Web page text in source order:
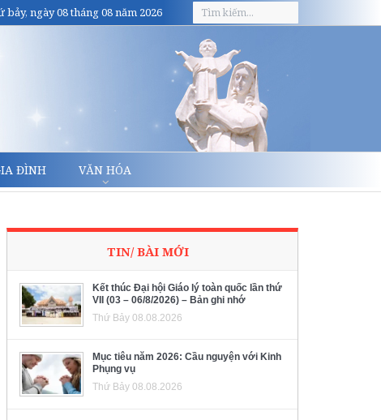
bảy, ngày 08 tháng 08 năm 2026
ĐÌNH VĂN HÓA
TIN/ BÀI MỚI
Kết thúc Đại hội Giáo lý toàn quốc lần thứ
VII (03 – 06/8/2026) – Bản ghi nhớ
Thứ Bảy 08.08.2026
Mục tiêu năm 2026: Cầu nguyện với Kinh
Phụng vụ
Thứ Bảy 08.08.2026